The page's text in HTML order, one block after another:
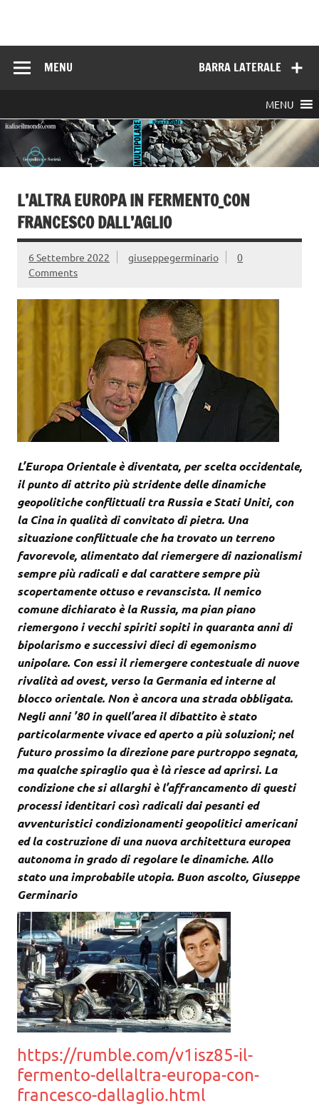
BARRA LATERALE
MENU
MENU
L’ALTRA EUROPA IN FERMENTO_CON
FRANCESCO DALL’AGLIO
6 Settembre 2022 giuseppegerminario
0
Comments
L’Europa Orientale è diventata, per scelta occidentale,
il punto di attrito più stridente delle dinamiche
geopolitiche conflittuali tra Russia e Stati Uniti, con
la Cina in qualità di convitato di pietra. Una
situazione conflittuale che ha trovato un terreno
favorevole, alimentato dal riemergere di nazionalismi
sempre più radicali e dal carattere sempre più
scopertamente ottuso e revanscista. Il nemico
comune dichiarato è la Russia, ma pian piano
riemergono i vecchi spiriti sopiti in quaranta anni di
bipolarismo e successivi dieci di egemonismo
unipolare. Con essi il riemergere contestuale di nuove
rivalità ad ovest, verso la Germania ed interne al
blocco orientale. Non è ancora una strada obbligata.
Negli anni ’80 in quell’area il dibattito è stato
particolarmente vivace ed aperto a più soluzioni; nel
futuro prossimo la direzione pare purtroppo segnata,
ma qualche spiraglio qua è là riesce ad aprirsi. La
condizione che si allarghi è l’affrancamento di questi
processi identitari così radicali dai pesanti ed
avventuristici condizionamenti geopolitici americani
ed la costruzione di una nuova architettura europea
autonoma in grado di regolare le dinamiche. Allo
stato una improbabile utopia. Buon ascolto, Giuseppe
Germinario
https://rumble.com/v1isz85-il-
fermento-dellaltra-europa-con-
francesco-dallaglio.html